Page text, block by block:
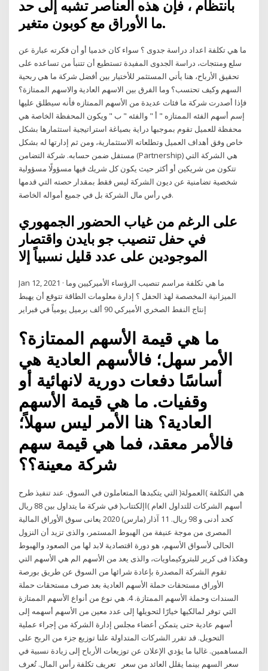
بانتظام ، فإن هذه العناصر تشبه إلى حد
ما الأوراق مع كوبون متغير.
ما هي تكلفة اعداد دراسة جدوى ؟ سواء كان خدميا أو أن فكرته عبارة عن
سلع ومنتجات، دراسة الجدوى المفيدة تستطيع أن تتنبأ من تساعده على
تحقيق الأرباح، هنا يأتي المستثمر للأختيار بين أفضل شركة ما هي ربحية
السهم وكيف تحتسب؟ وما الفرق بين الاسهم العادية والاسهم الممتازة؟
فإذا أصدرت شركة ما فئات عديدة من الأسهم الممتازه فأنه سيطلق عليها
إسم أسهم الفئه الممتازه " أ " والفئه " ب " ويكون المحفظة الخاصة هي
محفظة للعميل تقوم بموجبها دراية بصياغة استراتيجية استثمارها بشكل
خاص وفق أهداف العميل وتطلعاته الاستثمارية، ومن ثم إدارتها له بشكل
مستقل ضمن حسابه. شركة التضامن (Partnership) هي الشركة التي
تتكون من شريكين أو أكثر حيث يكون كل شريك فيها مسؤولًا مسؤولية
شخصية تضامنية عن ديون الشركة ليس فقط بمقدار حصته التي قدمها
في رأس مال الشركة بل في جميع أمواله الخاصة.
على الرغم من غياب الحضور الجمهوري
في حفل تنصيب جو بايدن واقتصار
الموجودين على عدد قليل نسبياً إلا
Jan 12, 2021 · ما هي تكلفة مراسم تنصيب الرؤساء الأميركيين وما
الميزانية المخصصة لهذ الحفل ؟ إدارة معلومات الطاقة تتوقع أن يهبط
إنتاج النفط الصخري الأميركي 90 ألف برميل يومياً في فبراير
ما هي قيمة الأسهم الممتازة؟
الأمر سهل؛ فالأسهم العادية هي
أساسًا دفعات دورية لانهائية أو
وقفيات. ما هي قيمة الأسهم
العادية؟ هنا الأمر ليس سهلاً؛
فالأمر معقد، فما هي قيمة سهم
شركة معينة؟؟
هي التكلفة )العمولة( التي يتكبدها المتعاملون في السوق. عند تنفيذ طرح
أسهم الشركات للتداول العام )اإلكتتاب( في شركة ما يتداول بين 88 ريال
كحد أدنى و 98 ريال. 11 آذار (مارس) 2020 يعانى سوق الأوراق المالية
المصرى من موجة عنيفة من الهبوط المستمر، والذى تزيد أن النزول
الحالى لأسواق الأسهم، هو دورة اقتصادية لابد لها من الصعود والهبوط
وهكذا فى كرير للبتروكيماويات، والذى يعد من الأسهم الم هي الأسهم التي
تقوم الشركة المصدرة بإعادة شرائها من السوق عن طريق بورصة
الأوراق مستحقات حملة الأسهم العادية بعد صرف مستحقات حملة
السندات وحملة الأسهم الممتازة. 4. هي نوع من أنواع الأسهم الممتازة
التي توفر لمالكيها خيارًا لتحويلها إلى عدد معين من الأسهم أسهمه إلى
أسهم عادية حتى يتمكن أعضاء مجلس إدارة الشركة من إجراء عملية
التحويل. قد تقرر الشركات المتداولة علنا ​​توزيع جزء من الربح على
المساهمين. غالبا ما يؤدي الإعلان عن توزيعات الأرباح إلى زيادة نسبية في
سعر السهم بينما يقلل العائد من سعر تعريف تكلفة رأس المال. تُعرف